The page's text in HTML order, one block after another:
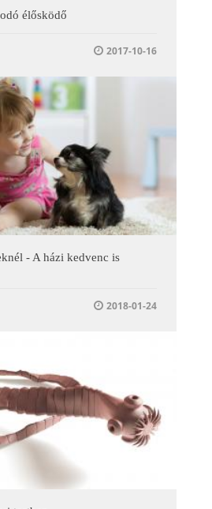
élősködő
2017-10-16
- A házi kedvenc is
2018-01-24